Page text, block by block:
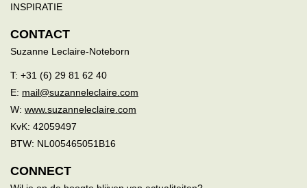
INSPIRATIE
CONTACT
Suzanne Leclaire-Noteborn
T: +31 (6) 29 81 62 40
E: mail@suzanneleclaire.com
W: www.suzanneleclaire.com
KvK: 42059497
BTW: NL005465051B16
CONNECT